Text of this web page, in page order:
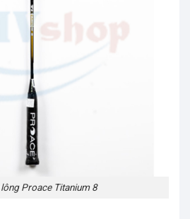
Proace Titanium 8